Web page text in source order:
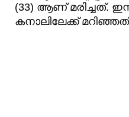
(33) ആണ് മരിച്ചത്.
കനാലിലേക്ക്